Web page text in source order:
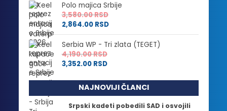
Polo majica Srbije
3,580.00RSD
2,864.00 RSD
Serbia WP - Tri zlata (TEGET)
4,190.00RSD
3,352.00 RSD
NAJNOVIJI ČLANCI
Srpski kadeti pobedili SAD i osvojili